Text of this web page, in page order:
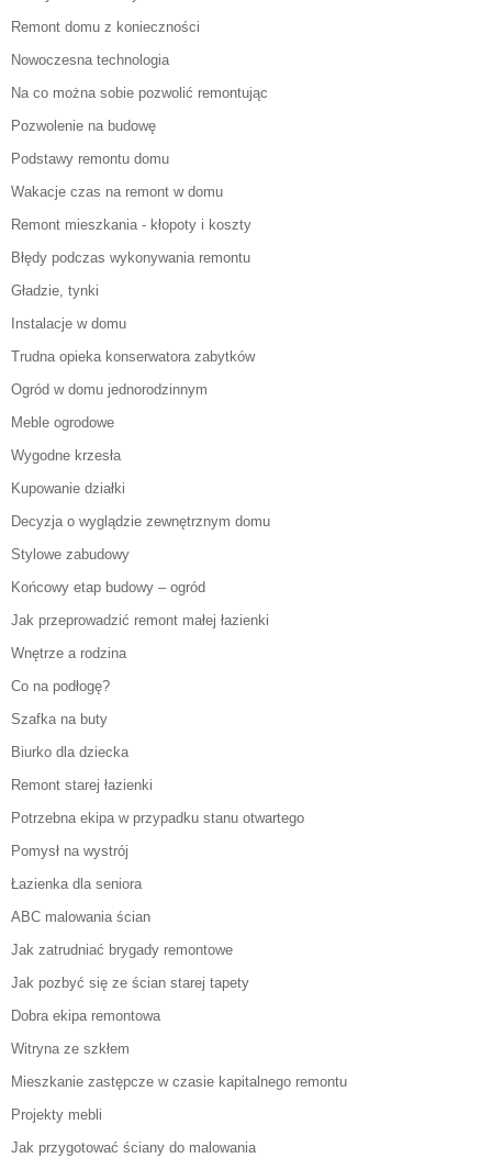
Remont domu z konieczności
Nowoczesna technologia
Na co można sobie pozwolić remontując
Pozwolenie na budowę
Podstawy remontu domu
Wakacje czas na remont w domu
Remont mieszkania - kłopoty i koszty
Błędy podczas wykonywania remontu
Gładzie, tynki
Instalacje w domu
Trudna opieka konserwatora zabytków
Ogród w domu jednorodzinnym
Meble ogrodowe
Wygodne krzesła
Kupowanie działki
Decyzja o wyglądzie zewnętrznym domu
Stylowe zabudowy
Końcowy etap budowy – ogród
Jak przeprowadzić remont małej łazienki
Wnętrze a rodzina
Co na podłogę?
Szafka na buty
Biurko dla dziecka
Remont starej łazienki
Potrzebna ekipa w przypadku stanu otwartego
Pomysł na wystrój
Łazienka dla seniora
ABC malowania ścian
Jak zatrudniać brygady remontowe
Jak pozbyć się ze ścian starej tapety
Dobra ekipa remontowa
Witryna ze szkłem
Mieszkanie zastępcze w czasie kapitalnego remontu
Projekty mebli
Jak przygotować ściany do malowania